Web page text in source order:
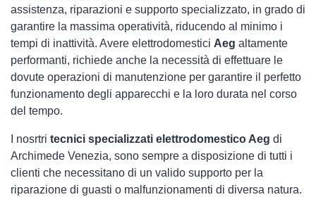
assistenza, riparazioni e supporto specializzato, in grado di
garantire la massima operatività, riducendo al minimo i
tempi di inattività. Avere elettrodomestici Aeg altamente
performanti, richiede anche la necessità di effettuare le
dovute operazioni di manutenzione per garantire il perfetto
funzionamento degli apparecchi e la loro durata nel corso
del tempo.
I nosrtri tecnici specializzati elettrodomestico Aeg di
Archimede Venezia, sono sempre a disposizione di tutti i
clienti che necessitano di un valido supporto per la
riparazione di guasti o malfunzionamenti di diversa natura.